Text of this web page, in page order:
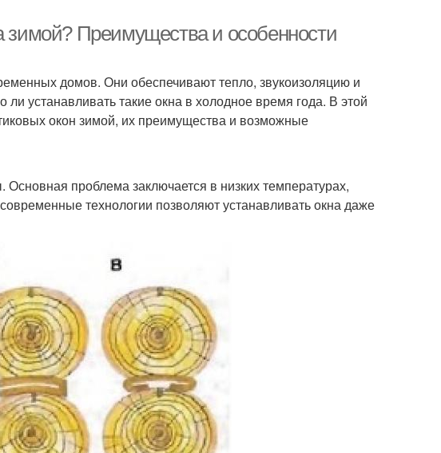
зимой? Преимущества и особенности
домов. Они обеспечивают тепло, звукоизоляцию и
устанавливать такие окна в холодное время года. В этой
окон зимой, их преимущества и возможные
проблема заключается в низких температурах,
технологии позволяют устанавливать окна даже